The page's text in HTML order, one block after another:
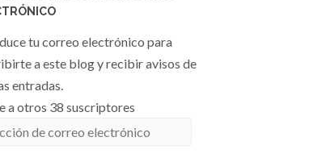
tu correo electrónico para
a este blog y recibir avisos de
entradas.
a otros 38 suscriptores